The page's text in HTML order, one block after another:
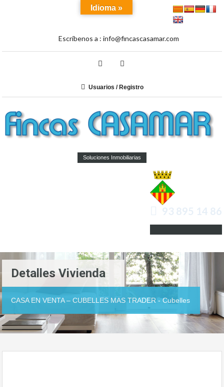
Escríbenos a : info@fincascasamar.com
Usuarios / Registro
Soluciones Inmobiliarias
93 895 14 86
Detalles Vivienda
CASA EN VENTA – CUBELLES MAS TRADER - Cubelles
Idioma »